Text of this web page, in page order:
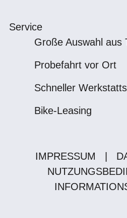
Service
Große Auswahl aus
Probefahrt vor Ort
Schneller
Bike-Leasing
IMPRESSUM